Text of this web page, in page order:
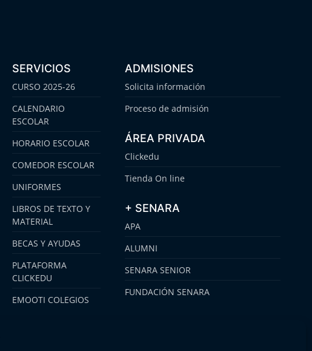
SERVICIOS
CURSO 2025-26
CALENDARIO
ESCOLAR
HORARIO ESCOLAR
COMEDOR ESCOLAR
UNIFORMES
LIBROS DE TEXTO Y
MATERIAL
BECAS Y AYUDAS
PLATAFORMA
CLICKEDU
EMOOTI COLEGIOS
ADMISIONES
Solicita información
Proceso de admisión
ÁREA PRIVADA
Clickedu
Tienda On line
+ SENARA
APA
ALUMNI
SENARA SENIOR
FUNDACIÓN SENARA